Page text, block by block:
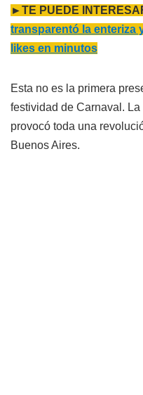
►TE PUEDE
transparentó la enteriza
likes en minutos
Esta no es la primera
festividad de Carnaval.
provocó toda una
Buenos Aires.